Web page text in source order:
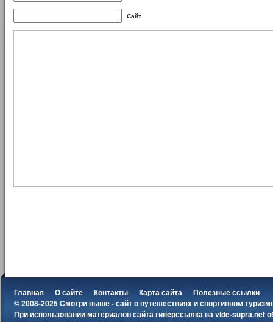
Сайт
Главная О сайте Контакты Карта сайта
Полезные ссылки
© 2008-2025 Смотри выше - сайт о путешествиях и спортивном
При использовании материалов сайта гиперссылка наvide-supra.net